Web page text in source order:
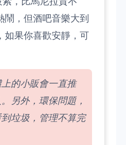
鬧，但酒吧音樂大到
如果你喜歡安靜，可
的小販會一直推
另外，環保問題，
垃圾，管理不算完